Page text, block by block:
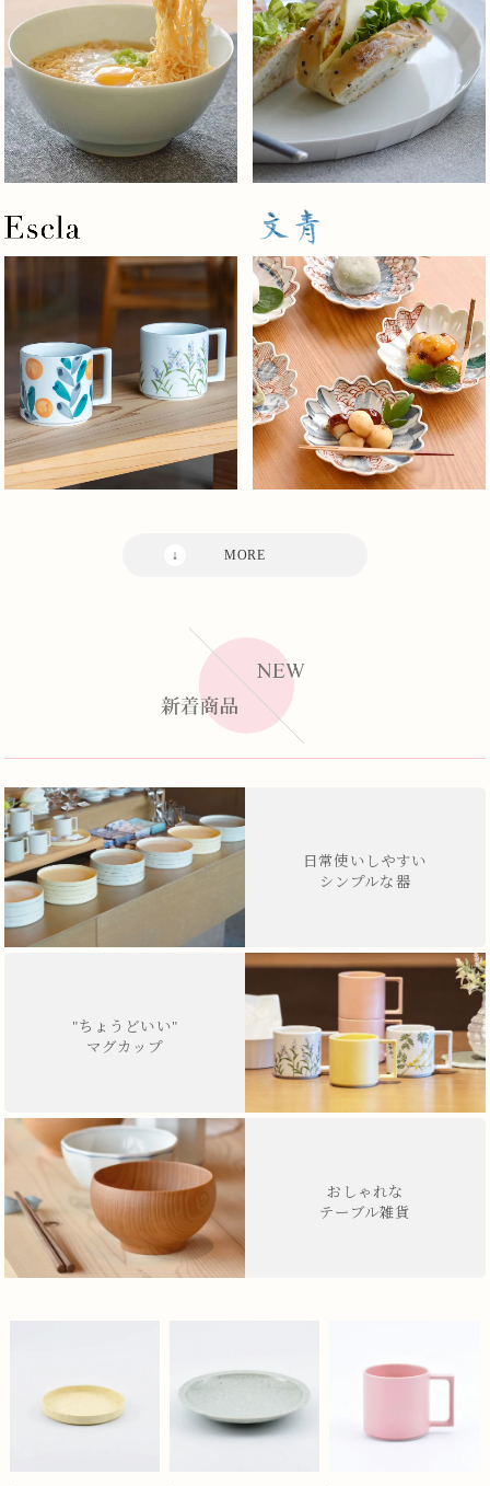
日常使いしやすい
シンプルな器
"ちょうどいい"
マグカップ
おしゃれな
テーブル雑貨